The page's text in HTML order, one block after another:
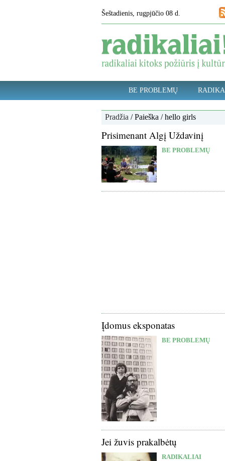
Šeštadienis, rugpjūčio 08 d.
BE PROBLEMŲ
Pradžia / Paieška / hello girls
Prisimenant Algį Uždavinį
BE PROBLEMŲ
Įdomus eksponatas
BE PROBLEMŲ
Jei žuvis prakalbėtų
RADIKALIAI